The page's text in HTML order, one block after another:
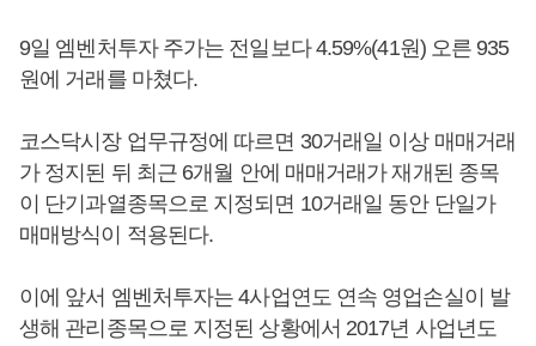
9일 엠벤처투자 주가는 전일보다 4.59%(41원) 오른 935
원에 거래를 마쳤다.
코스닥시장 업무규정에 따르면 30거래일 이상 매매거래
가 정지된 뒤 최근 6개월 안에 매매거래가 재개된 종목
이 단기과열종목으로 지정되면 10거래일 동안 단일가
매매방식이 적용된다.
이에 앞서 엠벤처투자는 4사업연도 연속 영업손실이 발
생해 관리종목으로 지정된 상황에서 2017년 사업년도